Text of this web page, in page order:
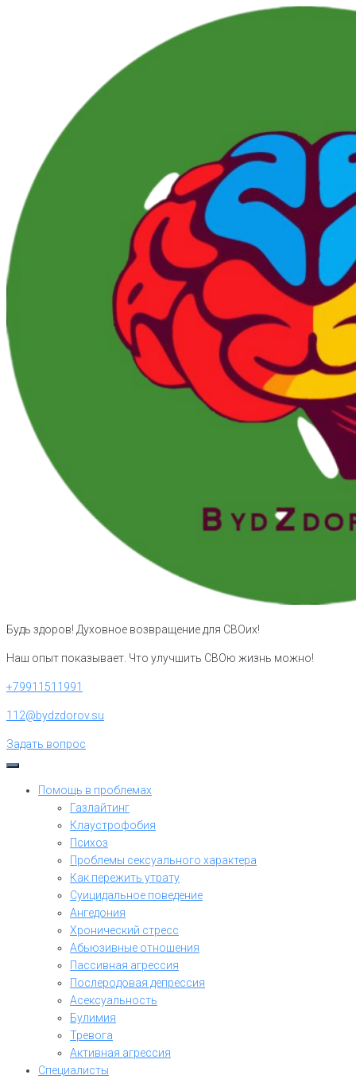
Будь здоров! Духовное возвращение для СВОих!
Наш опыт показывает. Что улучшить СВОю жизнь можно!
+79911511991
112@bydzdorov.su
Задать вопрос
Помощь в проблемах
Газлайтинг
Клаустрофобия
Психоз
Проблемы сексуального характера
Как пережить утрату
Суицидальное поведение
Ангедония
Хронический стресс
Абьюзивные отношения
Пассивная агрессия
Послеродовая депрессия
Асексуальность
Булимия
Тревога
Активная агрессия
Специалисты